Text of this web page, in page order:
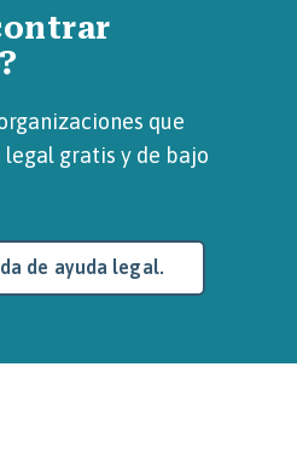
que
gratis y de bajo
de ayuda legal.